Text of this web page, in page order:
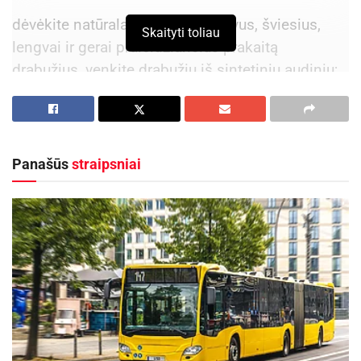
dėvėkite natūralaus pluošto, laisvus, šviesius,
lengvai ir gerai praleidžiančius prakaitą
drabužius, venkite drabužių iš sintetinių audinių;
venkite vidudienio saulės, paplūdimyje laiką
dėvėkite prigludusius saulės akinius, pasitepkite
aukšto saulės apsaugos faktoriaus kremu;
užsidėkite skrybėlę, kepuraitę ar skarelę;
nepalikite vienų mažamečių vaikų, senyvo
amžiaus ir silpnos sveikatos žmonių
automobilyje (net ir tuomet, jei visi langai atviri)
– valandą išbuvus tvankiame automobilyje, gali
ištikti šilumos smūgis;
Skaityti toliau
Panašūsstraipsniai